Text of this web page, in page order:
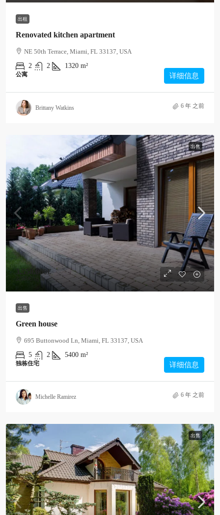
出租
Renovated kitchen apartment
NE 50th Terrace, Miami, FL 33137, USA
2
2 1320 m²
公寓 详细信息
Brittany Watkins 6 年 之前
出售
3,550,000€
2,560€ /sq ft
出售
Green house
695 Buttonwood Ln, Miami, FL 33137, USA
5
2 5400 m²
独栋住宅 详细信息
Michelle Ramirez 6 年 之前
出售